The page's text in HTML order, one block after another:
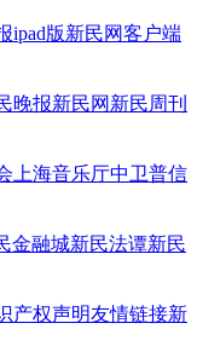
ipad版新民网客户端
晚报新民网 新民周刊
上海音乐厅中卫普信
金融城新民法谭新民
产权声明友情链接新